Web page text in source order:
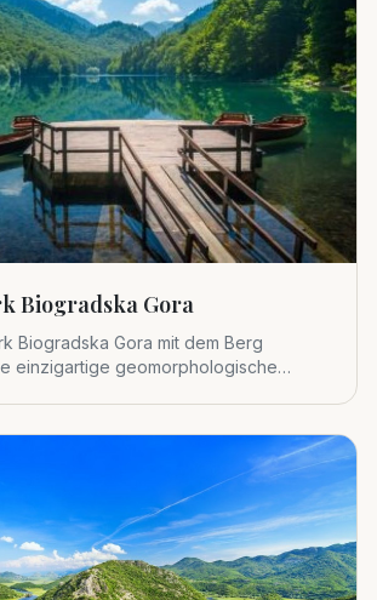
Biogradska Gora
Biogradska Gora mit dem Berg
einzigartige geomorphologische